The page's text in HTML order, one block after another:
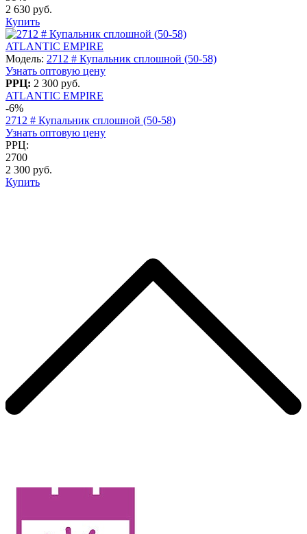
2 630 руб.
Купить
ATLANTIC EMPIRE
Модель: 2712 # Купальник сплошной (50-58)
Узнать оптовую цену
РРЦ: 2 300 руб.
ATLANTIC EMPIRE
-6%
2712 # Купальник сплошной (50-58)
Узнать оптовую цену
РРЦ:
2700
2 300 руб.
Купить